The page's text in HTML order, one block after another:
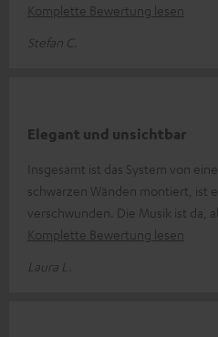
Komplette Bewertung lesen
Stefan C.
Elegant und unsichtbar
Insgesamt ist das System von
schwarzen Wänden montiert, ist
verschwunden. Die Musik ist da,
Komplette Bewertung lesen
Laura L.